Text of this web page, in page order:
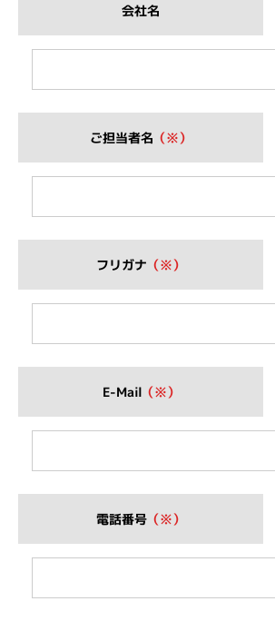
会社名
ご担当者名 （※）
フリガナ （※）
E-Mail（※）
電話番号（※）